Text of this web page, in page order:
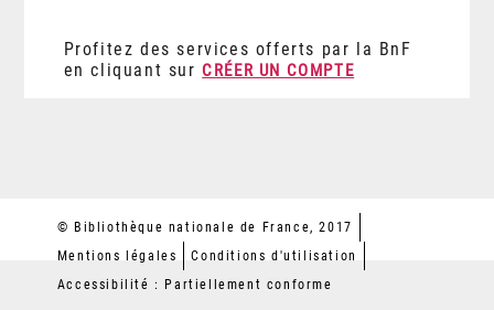
Profitez des services offerts par la BnF
en cliquant sur CRÉER UN COMPTE
© Bibliothèque nationale de France, 2017
Mentions légales
Conditions d'utilisation
Accessibilité : Partiellement conforme